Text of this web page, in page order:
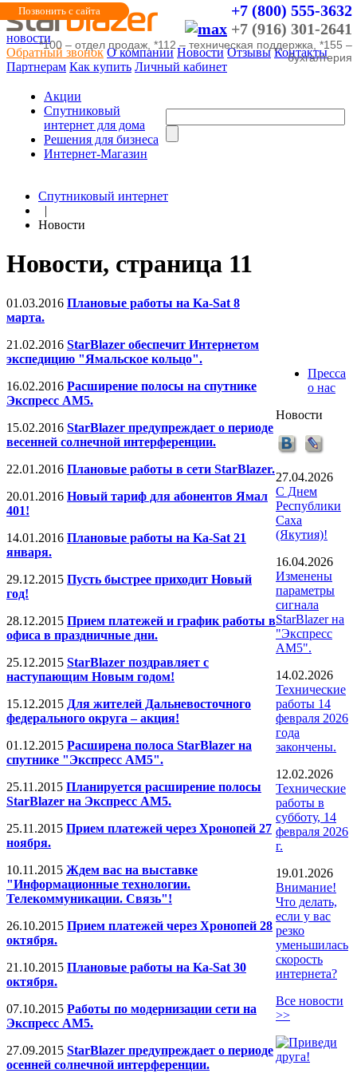
+7 (800) 555-3632
+7 (916) 301-2641
Позвонить с сайта
*100 – отдел продаж, *112 – техническая поддержка, *155 –
бухгалтерия
новости
Обратный звонок О компании Новости Отзывы Контакты
Партнерам Как купить Личный кабинет
Акции
Cпутниковый
интернет для дома
Решения для бизнеса
Интернет-Магазин
Спутниковый интернет
|
Новости
Новости, страница 11
01.03.2016 Плановые работы на Ka-Sat 8
марта.
21.02.2016 StarBlazer обеспечит Интернетом
экспедицию "Ямальское кольцо".
16.02.2016 Расширение полосы на спутнике
Экспресс АМ5.
15.02.2016 StarBlazer предупреждает о периоде
весенней солнечной интерференции.
22.01.2016 Плановые работы в сети StarBlazer.
20.01.2016 Новый тариф для абонентов Ямал
401!
14.01.2016 Плановые работы на Ka-Sat 21
января.
29.12.2015 Пусть быстрее приходит Новый
год!
28.12.2015 Прием платежей и график работы в
офиса в праздничные дни.
25.12.2015 StarBlazer поздравляет с
наступающим Новым годом!
15.12.2015 Для жителей Дальневосточного
федерального округа – акция!
01.12.2015 Расширена полоса StarBlazer на
спутнике "Экспресс АМ5".
25.11.2015 Планируется расширение полосы
StarBlazer на Экспресс АМ5.
25.11.2015 Прием платежей через Хронопей 27
ноября.
10.11.2015 Ждем вас на выставке
"Информационные технологии.
Телекоммуникации. Связь"!
26.10.2015 Прием платежей через Хронопей 28
октября.
21.10.2015 Плановые работы на Ka-Sat 30
октября.
07.10.2015 Работы по модернизации сети на
Экспресс АМ5.
27.09.2015 StarBlazer предупреждает о периоде
осенней солнечной интерференции.
Пресса
о нас
Новости
27.04.2026
С Днем
Республики
Саха
(Якутия)!
16.04.2026
Изменены
параметры
сигнала
StarBlazer на
"Экспресс
АМ5".
14.02.2026
Технические
работы 14
февраля 2026
года
закончены.
12.02.2026
Технические
работы в
субботу, 14
февраля 2026
г.
19.01.2026
Внимание!
Что делать,
если у вас
резко
уменьшилась
скорость
интернета?
Все новости
>>